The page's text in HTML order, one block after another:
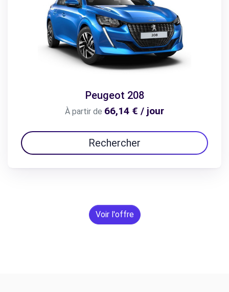
Peugeot 208
À partir de 66,14 € / jour
Rechercher
Voir l'offre